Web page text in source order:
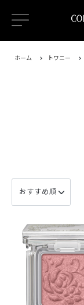
ホーム トワニー